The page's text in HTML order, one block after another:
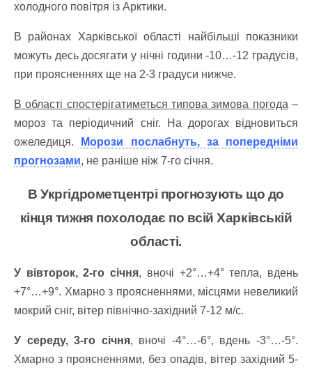
холодного повітря із Арктики.
В районах Харківської області найбільші показники
можуть десь досягати у нічні години -10…-12 градусів,
при проясненнях ще на 2-3 градуси нижче.
В області спостерігатиметься типова зимова погода –
мороз та періодичний сніг. На дорогах відновиться
ожеледиця.
Морози послабнуть, за попередніми
прогнозами, не раніше ніж 7-го січня.
В Укргідрометцентрі прогнозують що до
кінця тижня похолодає по всій Харківській
області.
У вівторок, 2-го січня, вночі +2°…+4° тепла, вдень
+7°…+9°. Хмарно з проясненнями, місцями невеликий
мокрий сніг, вітер північно-західний 7-12 м/с.
У середу, 3-го січня, вночі -4°…-6°, вдень -3°…-5°.
Хмарно з проясненнями, без опадів, вітер західний 5-